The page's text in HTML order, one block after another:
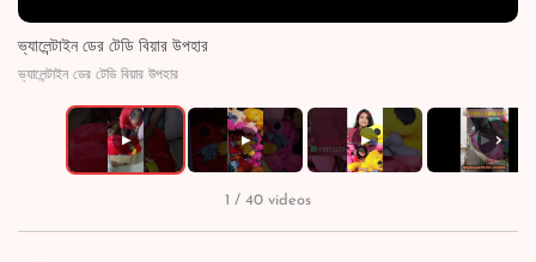
ভ্যালেন্টাইন ডের টেডি বিয়ার উপহার
ভ্যালেন্টাইন ডের টেডি বিয়ার উপহার
▶ ▶ ▶ ▶ ›
1 / 40 videos